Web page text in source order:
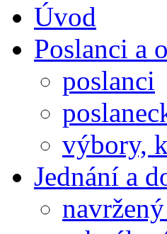
Úvod
Poslanci a
poslanci
výbory,
Jednání a